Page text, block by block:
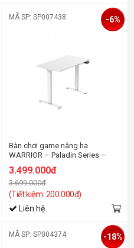
MÃ SP: SP007438
Bàn chơi game nâng hạ
WARRIOR – Paladin Series –
3.499.000đ
3.699.000đ
(Tiết kiệm: 200.000đ)
-6%
Liên hệ
MÃ SP: SP004374 -18%